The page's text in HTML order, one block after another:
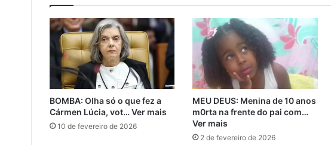
BOMBA: Olha só o que fez a
Cármen Lúcia, vot… Ver mais
10 de fevereiro de 2026
MEU DEUS: Menina de 10 anos
m0rta na frente do pai com…
Ver mais
2 de fevereiro de 2026